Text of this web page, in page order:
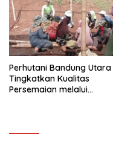
Perhutani Bandung Utara
Tingkatkan Kualitas
Persemaian melalui